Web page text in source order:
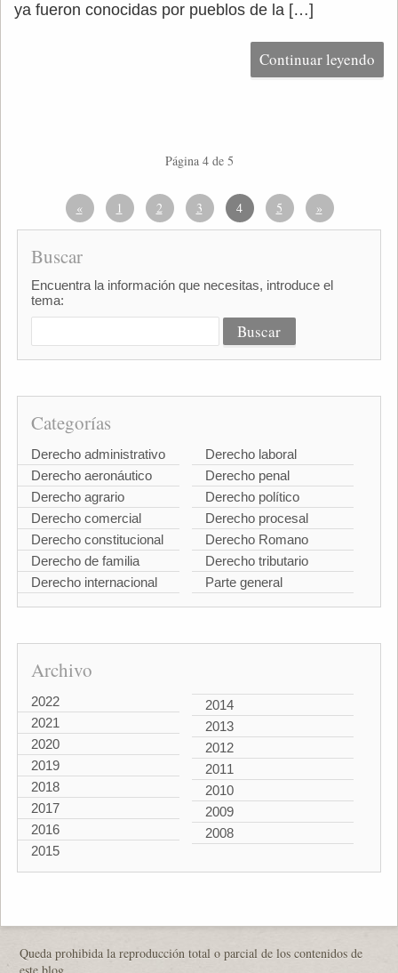
ya fueron conocidas por pueblos de la […]
Continuar leyendo
Página 4 de 5
« 1 2 3 4 5 »
Buscar
Encuentra la información que necesitas, introduce el
tema:
Categorías
Derecho administrativo
Derecho aeronáutico
Derecho agrario
Derecho comercial
Derecho constitucional
Derecho de familia
Derecho internacional
Derecho laboral
Derecho penal
Derecho político
Derecho procesal
Derecho Romano
Derecho tributario
Parte general
Archivo
2022
2021
2020
2019
2018
2017
2016
2015
2014
2013
2012
2011
2010
2009
2008
Queda prohibida la reproducción total o parcial de los contenidos de